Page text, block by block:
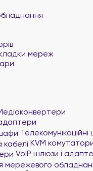
мереж
KVM
VoIP шлюзи і